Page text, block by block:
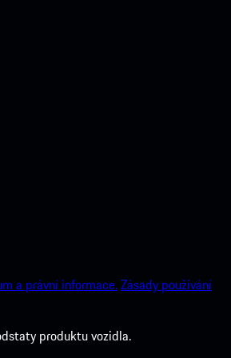
a právní informace.Zásady používání
produktu vozidla.